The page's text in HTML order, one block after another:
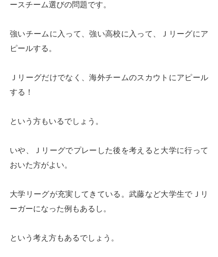
ースチーム選びの問題です。
強いチームに入って、強い高校に入って、Ｊリーグにア
ピールする。
Ｊリーグだけでなく、海外チームのスカウトにアピール
する！
という方もいるでしょう。
いや、Ｊリーグでプレーした後を考えると大学に行って
おいた方がよい。
大学リーグが充実してきている。武藤など大学生でＪリ
ーガーになった例もあるし。
という考え方もあるでしょう。